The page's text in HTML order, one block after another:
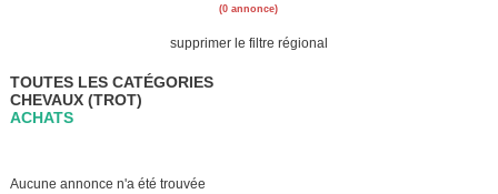
(0 annonce)
supprimer le filtre régional
TOUTES LES CATÉGORIES
CHEVAUX (TROT)
ACHATS
Aucune annonce n'a été trouvée